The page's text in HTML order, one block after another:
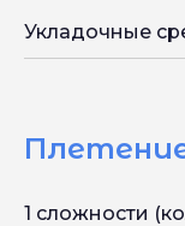
Укладочные
1 сложности